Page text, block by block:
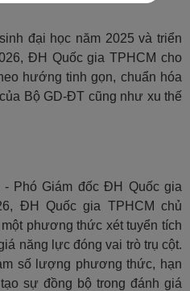
đại học năm 2025 và triển
ĐH Quốc gia TPHCM cho
hướng tinh gọn, chuẩn hóa
Bộ GD-ĐT cũng như xu thế
- Phó Giám đốc ĐH Quốc gia
ĐH Quốc gia TPHCM chủ
phương thức xét tuyển tích
năng lực đóng vai trò trụ cột.
số lượng phương thức, hạn
sự đồng bộ trong đánh giá